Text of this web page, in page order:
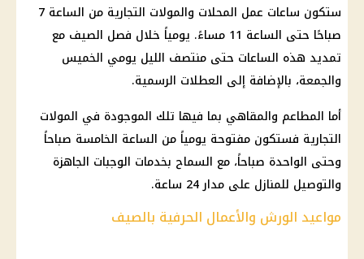
ستكون ساعات عمل المحلات والمولات التجارية من الساعة 7
صباحًا حتى الساعة 11 مساءً. يومياً خلال فصل الصيف مع
تمديد هذه الساعات حتى منتصف الليل يومي الخميس
والجمعة، بالإضافة إلى العطلات الرسمية.
أما المطاعم والمقاهي بما فيها تلك الموجودة في المولات
التجارية فستكون مفتوحة يومياً من الساعة الخامسة صباحاً
وحتى الواحدة صباحاً، مع السماح بخدمات الوجبات الجاهزة
والتوصيل للمنازل على مدار 24 ساعة.
مواعيد الورش والأعمال الحرفية بالصيف